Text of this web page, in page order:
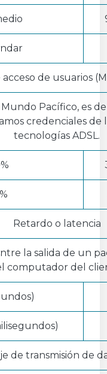
de usuarios
Pacífico, es
credenciales de
tecnologías ADSL.
Retardo o latencia
la salida de un
computador del
de transmisión de